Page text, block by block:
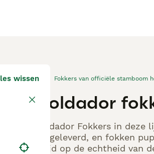
wissen Fokkers van officiële stamboom
Goldador
Goldador Fokkers in
aangeleverd, en fokken
altijd op de echtheid van